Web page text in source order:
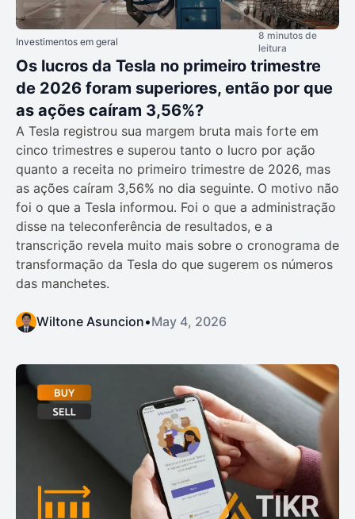
Investimentos em geral
8 minutos de
leitura
Os lucros da Tesla no primeiro trimestre
de 2026 foram superiores, então por que
as ações caíram 3,56%?
A Tesla registrou sua margem bruta mais forte em
cinco trimestres e superou tanto o lucro por ação
quanto a receita no primeiro trimestre de 2026, mas
as ações caíram 3,56% no dia seguinte. O motivo não
foi o que a Tesla informou. Foi o que a administração
disse na teleconferência de resultados, e a
transcrição revela muito mais sobre o cronograma de
transformação da Tesla do que sugerem os números
das manchetes.
Wiltone Asuncion•May 4, 2026